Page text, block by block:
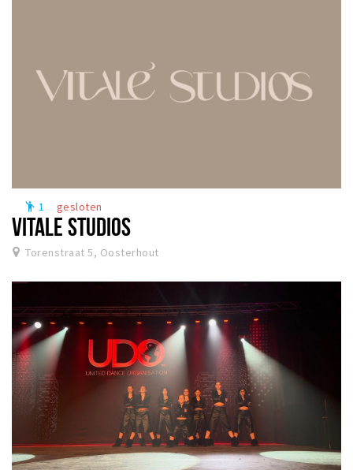
emoji_people 1 gesloten
VITALE STUDIOS
Torenstraat 5, Oosterhout